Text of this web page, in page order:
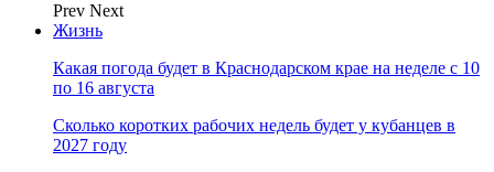
Prev Next
Жизнь
Какая погода будет в Краснодарском крае на неделе с 10
по 16 августа
Сколько коротких рабочих недель будет у кубанцев в
2027 году